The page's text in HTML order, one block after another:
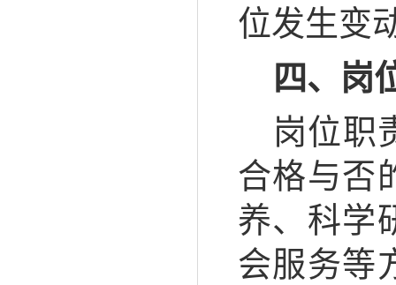
位发生变
四、岗
岗位职
合格与否
养、科学
会服务等